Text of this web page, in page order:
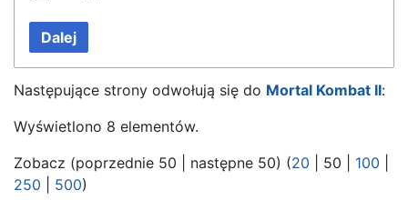
Dalej
Następujące strony odwołują się do Mortal Kombat II:
Wyświetlono 8 elementów.
Zobacz (poprzednie 50 następne 50) (20 50 100
250
500)